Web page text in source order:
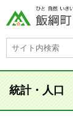
統計・人口